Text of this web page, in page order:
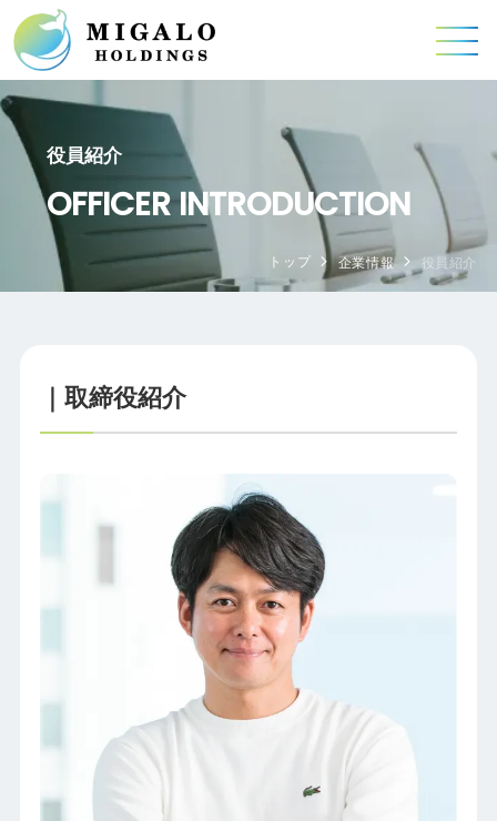
役員紹介
OFFICER INTRODUCTION
トップ 企業情報 役員紹介
｜取締役紹介